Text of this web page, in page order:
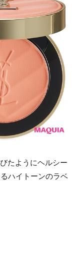
たようにヘルシー
ハイトーンのラベ